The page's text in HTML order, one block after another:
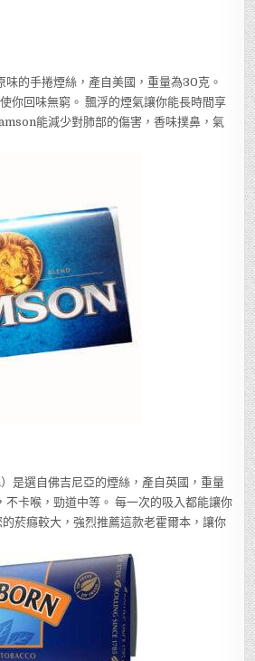
的手捲煙絲，產自美國，重量為30克。
你回味無窮。 飄浮的煙氣讓你能長時間享
能減少對肺部的傷害，香味撲鼻，氣
是選自佛吉尼亞的煙絲，產自英國，重量
卡喉，勁道中等。 每一次的吸入都能讓你
菸癮較大，強烈推薦這款老霍爾本，讓你